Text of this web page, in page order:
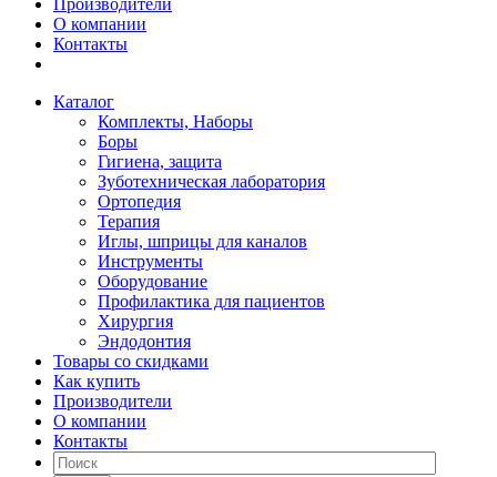
Производители
О компании
Контакты
Каталог
Комплекты, Наборы
Боры
Гигиена, защита
Зуботехническая лаборатория
Ортопедия
Терапия
Иглы, шприцы для каналов
Инструменты
Оборудование
Профилактика для пациентов
Хирургия
Эндодонтия
Товары со скидками
Как купить
Производители
О компании
Контакты